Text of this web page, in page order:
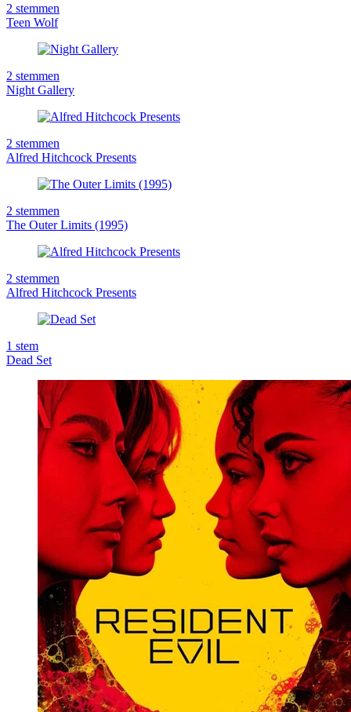
2 stemmen
Teen Wolf
2 stemmen
Night Gallery
2 stemmen
Alfred Hitchcock Presents
2 stemmen
The Outer Limits (1995)
2 stemmen
Alfred Hitchcock Presents
1 stem
Dead Set